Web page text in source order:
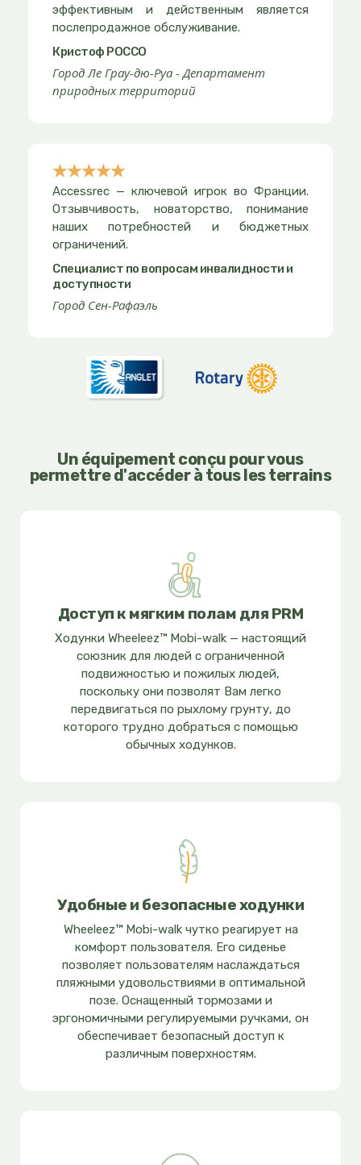
of
5
эффективным и действенным является
послепродажное обслуживание.
Кристоф РОССО
Город Ле Грау-дю-Руа - Департамент
природных территорий
☆☆☆☆☆
5
out
of
5
Accessrec — ключевой игрок во Франции.
Отзывчивость, новаторство, понимание
наших потребностей и бюджетных
ограничений.
Специалист по вопросам инвалидности и
доступности
Город Сен-Рафаэль
Un équipement conçu pour vous
permettre d'accéder à tous les terrains
Доступ к мягким полам для PRM
Ходунки Wheeleez™ Mobi-walk — настоящий
союзник для людей с ограниченной
подвижностью и пожилых людей,
поскольку они позволят Вам легко
передвигаться по рыхлому грунту, до
которого трудно добраться с помощью
обычных ходунков.
Удобные и безопасные ходунки
Wheeleez™ Mobi-walk чутко реагирует на
комфорт пользователя. Его сиденье
позволяет пользователям наслаждаться
пляжными удовольствиями в оптимальной
позе. Оснащенный тормозами и
эргономичными регулируемыми ручками, он
обеспечивает безопасный доступ к
различным поверхностям.